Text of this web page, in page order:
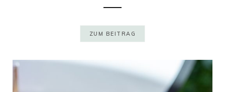
ZUM BEITRAG